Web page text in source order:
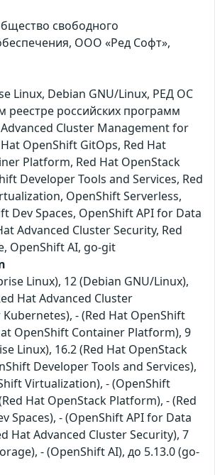
свободного
ООО «Ред Софт»,
Linux, Debian GNU/Linux, РЕД ОС
реестре российских программ
Cluster Management for
OpenShift GitOps, Red Hat
Platform, Red Hat OpenStack
Developer Tools and Services, Red
OpenShift Serverless,
Dev Spaces, OpenShift API for Data
Advanced Cluster Security, Red
OpenShift AI, go-git
Linux), 12 (Debian GNU/Linux),
Hat Advanced Cluster
- (Red Hat OpenShift
OpenShift Container Platform), 9
Linux), 16.2 (Red Hat OpenStack
Developer Tools and Services),
Virtualization), - (OpenShift
Hat OpenStack Platform), - (Red
Spaces), - (OpenShift API for Data
Hat Advanced Cluster Security), 7
- (OpenShift AI), до 5.13.0 (go-